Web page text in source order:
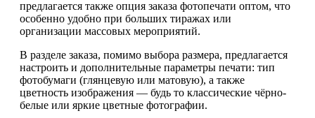
предлагается также опция заказа фотопечати оптом, что
особенно удобно при больших тиражах или
организации массовых мероприятий.
В разделе заказа, помимо выбора размера, предлагается
настроить и дополнительные параметры печати: тип
фотобумаги (глянцевую или матовую), а также
цветность изображения — будь то классические чёрно-
белые или яркие цветные фотографии.